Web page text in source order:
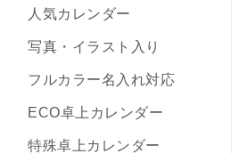
人気カレンダー
写真・イラスト入り
フルカラー名入れ対応
ECO卓上カレンダー
特殊卓上カレンダー